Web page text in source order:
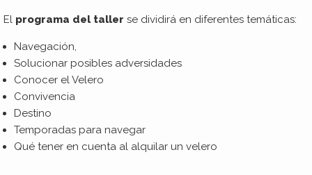
El programa del taller se dividirá en diferentes temáticas:
Navegación,
Solucionar posibles adversidades
Conocer el Velero
Convivencia
Destino
Temporadas para navegar
Qué tener en cuenta al alquilar un velero